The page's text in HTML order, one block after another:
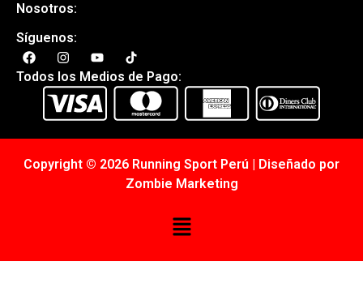
Nosotros:
Síguenos:
Todos los Medios de Pago:
Copyright © 2026 Running Sport Perú | Diseñado por
Zombie Marketing